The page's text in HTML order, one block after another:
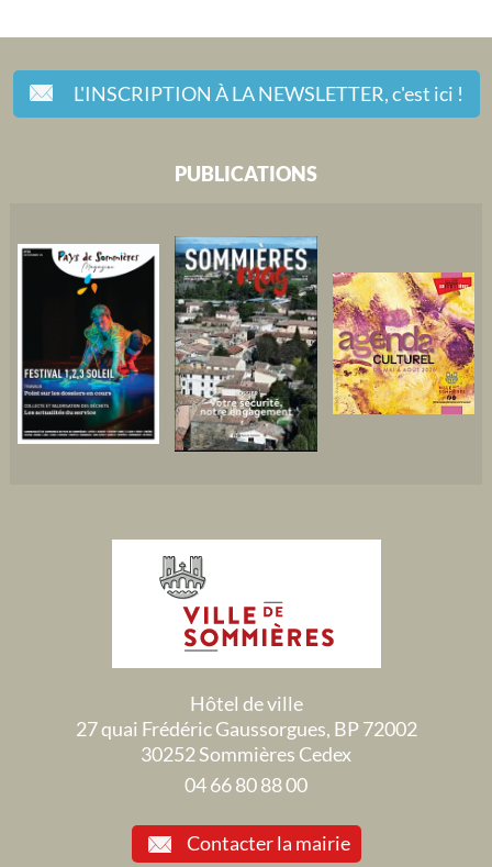
L'INSCRIPTION À LA NEWSLETTER,c'est ici !
PUBLICATIONS
Hôtel de ville
27 quai Frédéric Gaussorgues, BP 72002
30252 Sommières Cedex
04 66 80 88 00
Contacter la mairie